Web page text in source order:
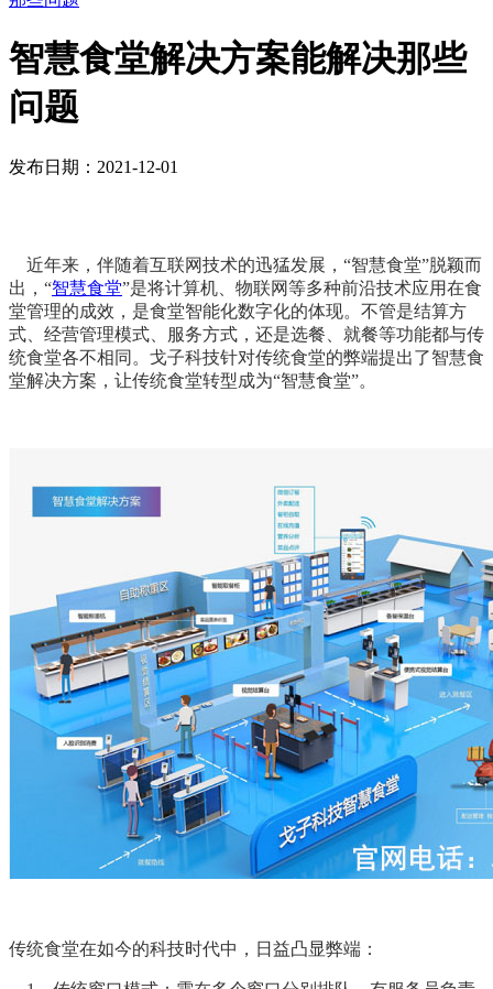
智慧食堂解决方案能解决那些
问题
发布日期：2021-12-01
近年来，伴随着互联网技术的迅猛发展，“智慧食堂”脱颖而
出，“智慧食堂”是将计算机、物联网等多种前沿技术应用在食
堂管理的成效，是食堂智能化数字化的体现。不管是结算方
式、经营管理模式、服务方式，还是选餐、就餐等功能都与传
统食堂各不相同。戈子科技针对传统食堂的弊端提出了智慧食
堂解决方案，让传统食堂转型成为“智慧食堂”。
传统食堂在如今的科技时代中，日益凸显弊端：